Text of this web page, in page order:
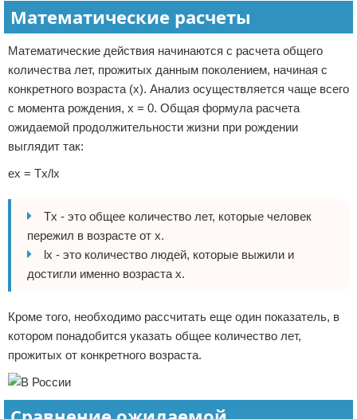
Математические расчеты
Математические действия начинаются с расчета общего
количества лет, прожитых данным поколением, начиная с
конкретного возраста (x). Анализ осуществляется чаще всего
с момента рождения, x = 0. Общая формула расчета
ожидаемой продолжительности жизни при рождении
выглядит так:
ex = Tx/lx
Tx - это общее количество лет, которые человек
пережил в возрасте от x.
lx - это количество людей, которые выжили и
достигли именно возраста x.
Кроме того, необходимо рассчитать еще один показатель, в
котором понадобится указать общее количество лет,
прожитых от конкретного возраста.